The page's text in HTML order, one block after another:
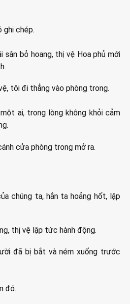
ghi chép.
sân bỏ hoang, thị vệ Hoa phủ mới
tôi đi thẳng vào phòng trong.
ai, trong lòng không khỏi cảm
cửa phòng trong mở ra.
chúng ta, hắn ta hoảng hốt, lập
thị vệ lập tức hành động.
đã bị bắt và ném xuống trước
đó.